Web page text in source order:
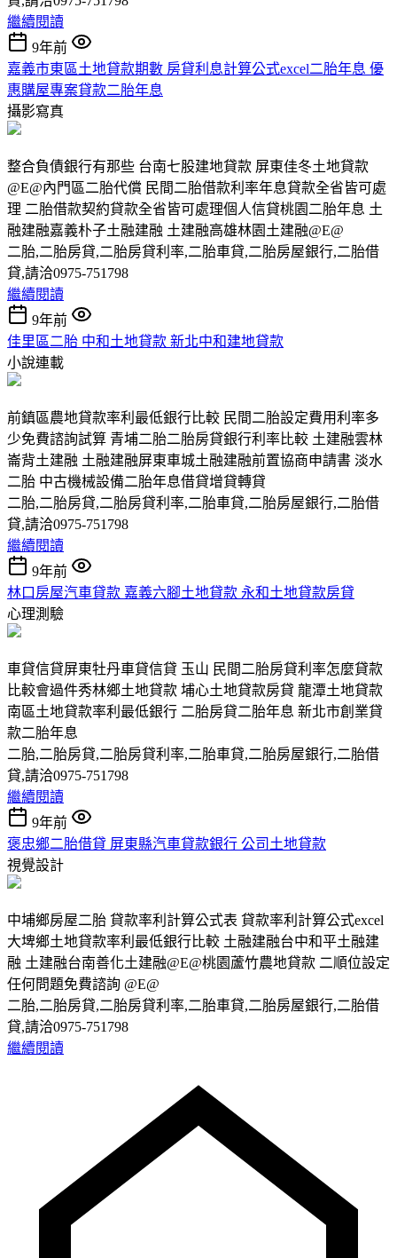
繼續閱讀
9年前
嘉義市東區土地貸款期數 房貸利息計算公式excel二胎年息 優
惠購屋專案貸款二胎年息
攝影寫真
整合負債銀行有那些 台南七股建地貸款 屏東佳冬土地貸款
@E@內門區二胎代償 民間二胎借款利率年息貸款全省皆可處
理 二胎借款契約貸款全省皆可處理個人信貸桃園二胎年息 土
融建融嘉義朴子土融建融 土建融高雄林園土建融@E@
二胎,二胎房貸,二胎房貸利率,二胎車貸,二胎房屋銀行,二胎借
貸,請洽0975-751798
繼續閱讀
9年前
佳里區二胎 中和土地貸款 新北中和建地貸款
小說連載
前鎮區農地貸款率利最低銀行比較 民間二胎設定費用利率多
少免費諮詢試算 青埔二胎二胎房貸銀行利率比較 土建融雲林
崙背土建融 土融建融屏東車城土融建融前置協商申請書 淡水
二胎 中古機械設備二胎年息借貸增貸轉貸
二胎,二胎房貸,二胎房貸利率,二胎車貸,二胎房屋銀行,二胎借
貸,請洽0975-751798
繼續閱讀
9年前
林口房屋汽車貸款 嘉義六腳土地貸款 永和土地貸款房貸
心理測驗
車貸信貸屏東牡丹車貸信貸 玉山 民間二胎房貸利率怎麼貸款
比較會過件秀林鄉土地貸款 埔心土地貸款房貸 龍潭土地貸款
南區土地貸款率利最低銀行 二胎房貸二胎年息 新北市創業貸
款二胎年息
二胎,二胎房貸,二胎房貸利率,二胎車貸,二胎房屋銀行,二胎借
貸,請洽0975-751798
繼續閱讀
9年前
褒忠鄉二胎借貸 屏東縣汽車貸款銀行 公司土地貸款
視覺設計
中埔鄉房屋二胎 貸款率利計算公式表 貸款率利計算公式excel
大埤鄉土地貸款率利最低銀行比較 土融建融台中和平土融建
融 土建融台南善化土建融@E@桃園蘆竹農地貸款 二順位設定
任何問題免費諮詢 @E@
二胎,二胎房貸,二胎房貸利率,二胎車貸,二胎房屋銀行,二胎借
貸,請洽0975-751798
繼續閱讀